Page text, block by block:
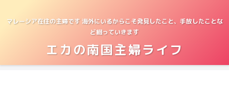
マレーシア在住の主婦です 海外にいるからこそ発見したこと、手放したことな
ど綴っていきます
エカの南国主婦ライフ